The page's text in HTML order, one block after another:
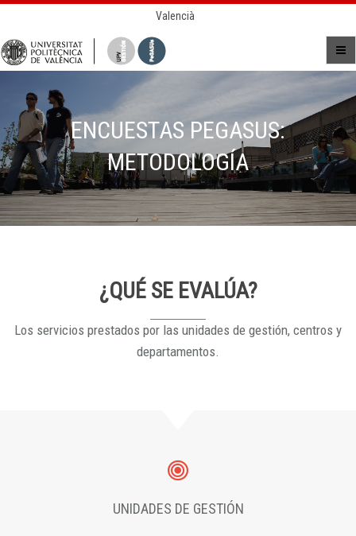
Valencià
ENCUESTAS PEGASUS:
METODOLOGÍA
¿QUÉ SE EVALÚA?
Los servicios prestados por las unidades de gestión, centros y
departamentos.
UNIDADES DE GESTIÓN